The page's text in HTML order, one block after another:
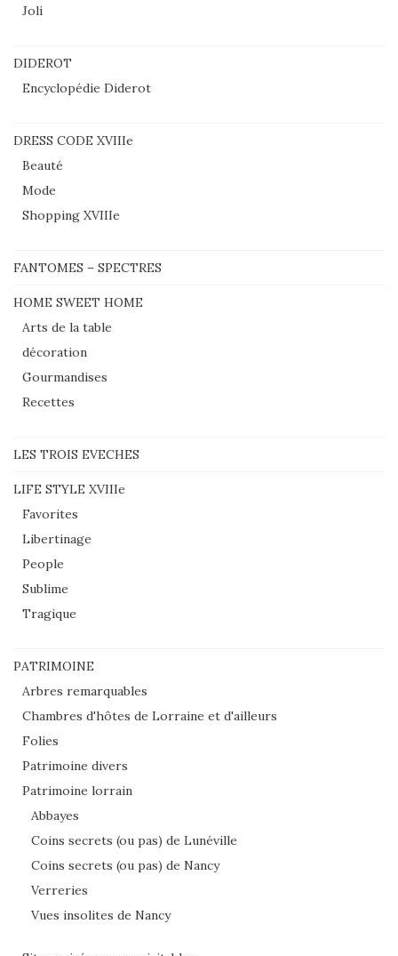
Joli
DIDEROT
Encyclopédie Diderot
DRESS CODE XVIIIe
Beauté
Mode
Shopping XVIIIe
FANTOMES – SPECTRES
HOME SWEET HOME
Arts de la table
décoration
Gourmandises
Recettes
LES TROIS EVECHES
LIFE STYLE XVIIIe
Favorites
Libertinage
People
Sublime
Tragique
PATRIMOINE
Arbres remarquables
Chambres d'hôtes de Lorraine et d'ailleurs
Folies
Patrimoine divers
Patrimoine lorrain
Abbayes
Coins secrets (ou pas) de Lunéville
Coins secrets (ou pas) de Nancy
Verreries
Vues insolites de Nancy